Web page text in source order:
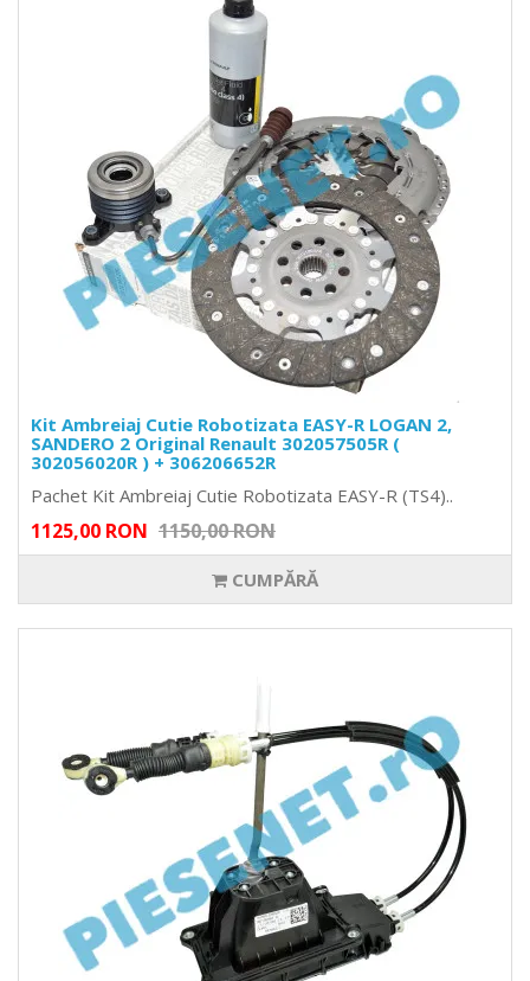
Kit Ambreiaj Cutie Robotizata EASY-R LOGAN 2,
SANDERO 2 Original Renault 302057505R (
302056020R ) + 306206652R
Pachet Kit Ambreiaj Cutie Robotizata EASY-R (TS4)..
1125,00 RON 1150,00 RON
CUMPĂRĂ